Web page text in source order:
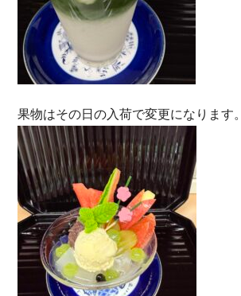
果物はその日の入荷で変更になります。